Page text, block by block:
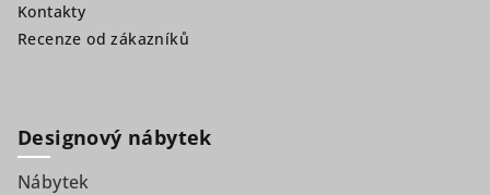
Kontakty
Recenze od zákazníků
Designový nábytek
Nábytek